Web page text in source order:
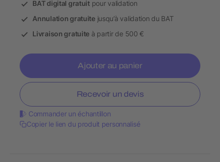
BAT digital gratuitpour validation
Annulation gratuitejusqu’à validation du BAT
Livraison gratuite à partir de 500 €
Ajouter au panier
Recevoir un devis
Commander un échantillon
Copier le lien du produit personnalisé